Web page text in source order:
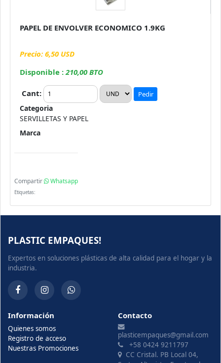
PAPEL DE ENVOLVER ECONOMICO 1.9KG
Precio: 6,50 USD
Disponible :210,00 BTO
Cant: Pedir
Categoria
SERVILLETAS Y PAPEL
Marca
Compartir Whatsapp
Etiquetas:
PLASTIC EMPAQUES!
Expertos en soluciones plásticas de alta calidad para el hogar y la
industria.
Información
Quienes somos
Registro de acceso
Nuestras Promociones
Contacto
plasticempaques@gmail.com
+58 0424 9211797
CC Cristal. PB Local 04,